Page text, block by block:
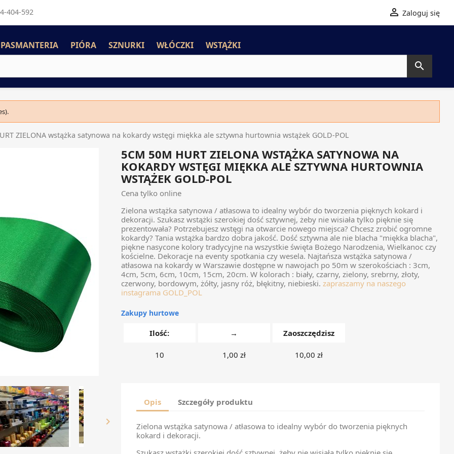
404-592  Zaloguj się
PASMANTERIA PIÓRA SZNURKI WŁÓCZKI WSTĄŻKI

ZIELONA wstążka satynowa na kokardy wstęgi miękka ale sztywna hurtownia wstążek GOLD-POL

5CM 50M HURT ZIELONA WSTĄŻKA SATYNOWA NA
KOKARDY WSTĘGI MIĘKKA ALE SZTYWNA HURTOWNIA
WSTĄŻEK GOLD-POL
Cena tylko online
Zielona wstążka satynowa / atłasowa to idealny wybór do tworzenia pięknych kokard i
dekoracji. Szukasz wstążki szerokiej dość sztywnej, żeby nie wisiała tylko pięknie się
prezentowała? Potrzebujesz wstęgi na otwarcie nowego miejsca? Chcesz zrobić ogromne
kokardy? Tania wstążka bardzo dobra jakość. Dość sztywna ale nie blacha "miękka blacha",
piękne nasycone kolory tradycyjne na wszystkie święta Bożego Narodzenia, Wielkanoc czy
kościelne. Dekoracje na eventy spotkania czy wesela. Najtańsza wstążka satynowa /
atłasowa na kokardy w Warszawie dostępne w nawojach po 50m w szerokościach : 3cm,
4cm, 5cm, 6cm, 10cm, 15cm, 20cm. W kolorach : biały, czarny, zielony, srebrny, złoty,
czerwony, bordowym, żółty, jasny róż, błękitny, niebieski. zapraszamy na naszego
instagrama GOLD_POL
Zakupy hurtowe
Ilość: → Zaoszczędzisz
10 1,00 zł 10,00 zł
Opis Szczegóły produktu
Zielona wstążka satynowa / atłasowa to idealny wybór do tworzenia pięknych
kokard i dekoracji.